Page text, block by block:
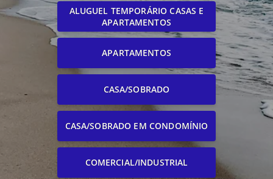
ALUGUEL TEMPORÁRIO CASAS E
APARTAMENTOS
APARTAMENTOS
CASA/SOBRADO
CASA/SOBRADO EM CONDOMÍNIO
COMERCIAL/INDUSTRIAL